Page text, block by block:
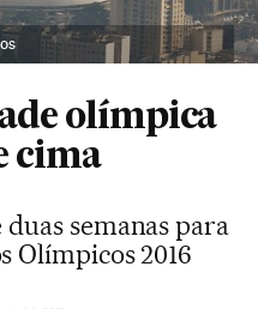
olímpica
cima
semanas para
Olímpicos 2016